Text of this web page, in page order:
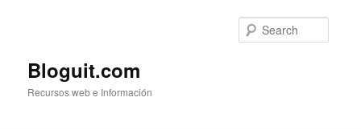
Bloguit.com
Recursos web e Información